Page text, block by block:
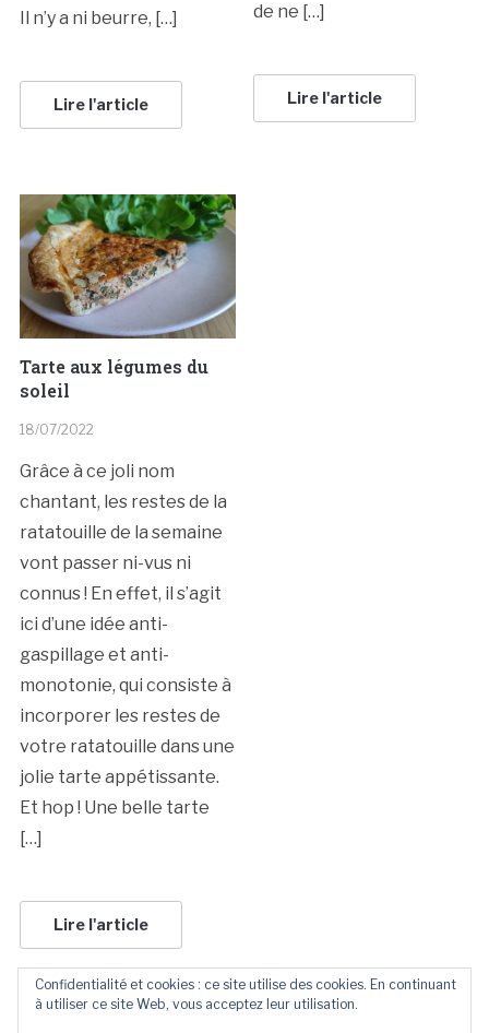
Il n’y a ni beurre, […]
Lire l'article
de ne […]
Lire l'article
Tarte aux légumes du
soleil
18/07/2022
Grâce à ce joli nom
chantant, les restes de la
ratatouille de la semaine
vont passer ni-vus ni
connus ! En effet, il s’agit
ici d’une idée anti-
gaspillage et anti-
monotonie, qui consiste à
incorporer les restes de
votre ratatouille dans une
jolie tarte appétissante.
Et hop ! Une belle tarte
[…]
Lire l'article
Confidentialité et cookies : ce site utilise des cookies. En continuant
à utiliser ce site Web, vous acceptez leur utilisation.